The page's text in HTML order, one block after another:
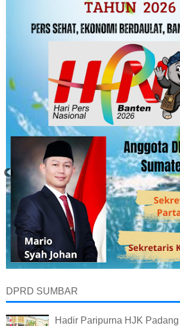
DPRD SUMBAR
Hadir Paripurna HJK